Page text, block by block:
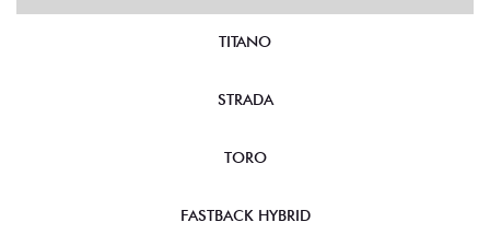
TITANO
STRADA
TORO
FASTBACK HYBRID